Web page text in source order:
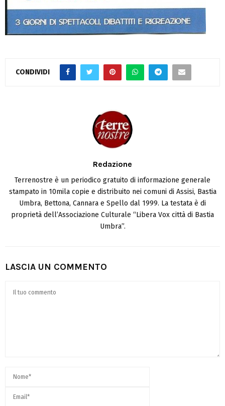
CONDIVIDI
Redazione
Terrenostre è un periodico gratuito di informazione generale
stampato in 10mila copie e distribuito nei comuni di Assisi, Bastia
Umbra, Bettona, Cannara e Spello dal 1999. La testata è di
proprietà dell’Associazione Culturale “Libera Vox città di Bastia
Umbra”.
LASCIA UN COMMENTO